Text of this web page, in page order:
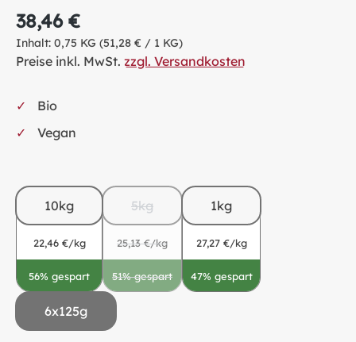
38,46 €
Inhalt: 0,75 KG (51,28 € / 1 KG)
Preise inkl. MwSt. zzgl. Versandkosten
Bio
Vegan
10kg
22,46 €/kg
56% gespart
5kg
25,13 €/kg
51% gespart
1kg
27,27 €/kg
47% gespart
6x125g